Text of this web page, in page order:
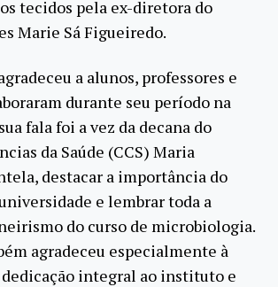
tecidos pela ex-diretora do
Marie Sá Figueiredo.
a alunos, professores e
durante seu período na
fala foi a vez da decana do
da Saúde (CCS) Maria
destacar a importância do
e lembrar toda a
do curso de microbiologia.
agradeceu especialmente à
dedicação integral ao instituto e